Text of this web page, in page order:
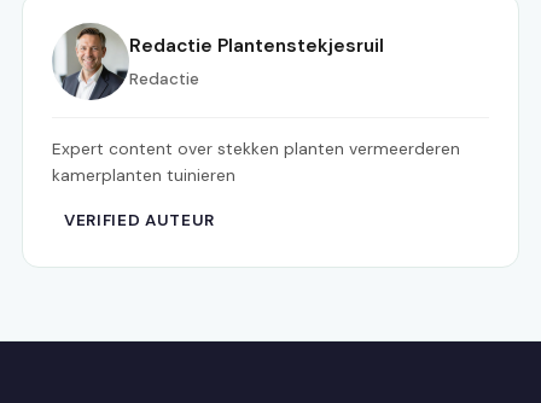
Redactie Plantenstekjesruil
Redactie
Expert content over stekken planten vermeerderen
kamerplanten tuinieren
VERIFIED AUTEUR